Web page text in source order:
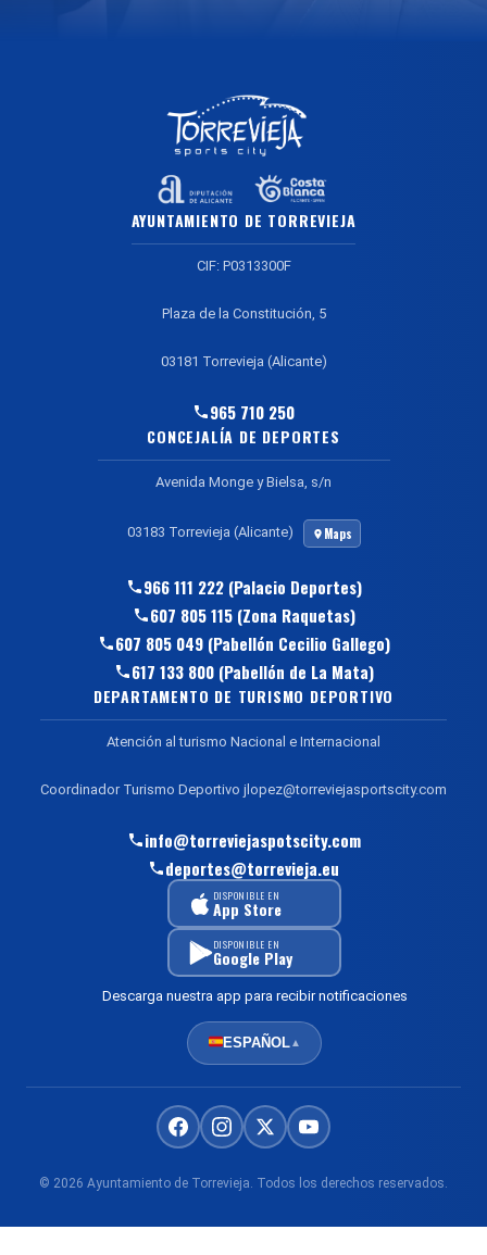
AYUNTAMIENTO DE TORREVIEJA
CIF: P0313300F
Plaza de la Constitución, 5
03181 Torrevieja (Alicante)
965 710 250
CONCEJALÍA DE DEPORTES
Avenida Monge y Bielsa, s/n
03183 Torrevieja (Alicante) Maps
966 111 222 (Palacio Deportes)
607 805 115 (Zona Raquetas)
607 805 049 (Pabellón Cecilio Gallego)
617 133 800 (Pabellón de La Mata)
DEPARTAMENTO DE TURISMO DEPORTIVO
Atención al turismo Nacional e Internacional
Coordinador Turismo Deportivo jlopez@torreviejasportscity.com
info@torreviejaspotscity.com
deportes@torrevieja.eu
DISPONIBLE EN
App Store
DISPONIBLE EN
Google Play
Descarga nuestra app para recibir notificaciones
ESPAÑOL▲
© 2026 Ayuntamiento de Torrevieja. Todos los derechos reservados.